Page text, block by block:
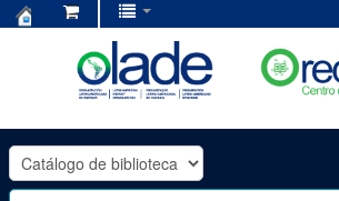
OLADE
-